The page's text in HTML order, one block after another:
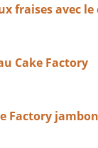
fraises avec le
Cake Factory